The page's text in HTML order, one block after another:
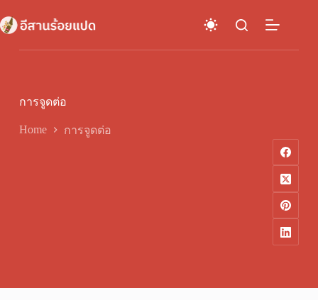
to
content
การจูดต่อ
Home การจูดต่อ